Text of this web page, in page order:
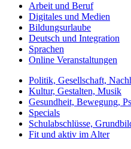
Arbeit und Beruf
Digitales und Medien
Bildungsurlaube
Deutsch und Integration
Sprachen
Online Veranstaltungen
Politik, Gesellschaft,
Kultur, Gestalten, Musik
Gesundheit, Bewegung,
Specials
Schulabschlüsse,
Fit und aktiv im Alter